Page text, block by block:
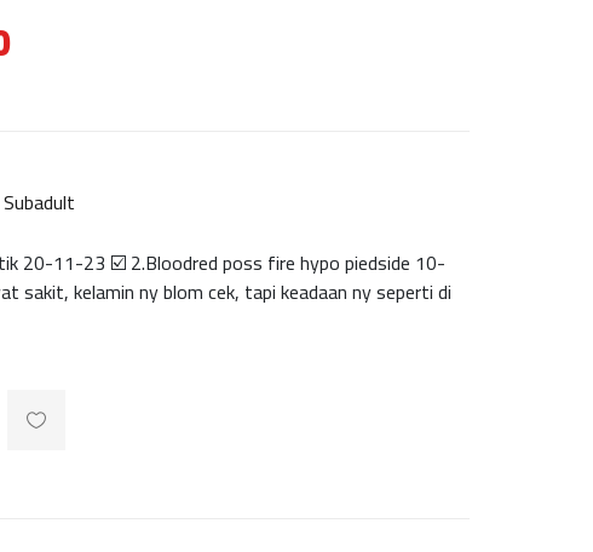
Subadult
20-11-23 ☑️ 2.Bloodred poss fire hypo piedside 10-
sakit, kelamin ny blom cek, tapi keadaan ny seperti di